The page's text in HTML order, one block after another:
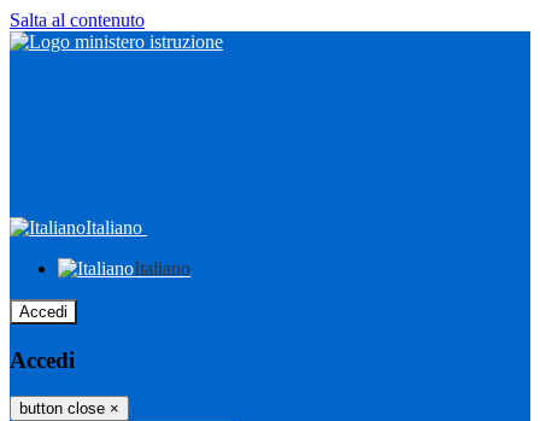
Salta al contenuto
Italiano
Italiano
Accedi
Accedi
button close ×